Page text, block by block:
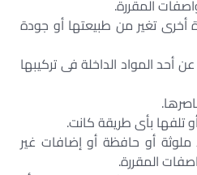
أخرى تغير من طبيعتها أو جودة
عن أحد المواد الداخلة فى تركيبها
ملوثة أو حافظة أو إضافات غير
المقررة.